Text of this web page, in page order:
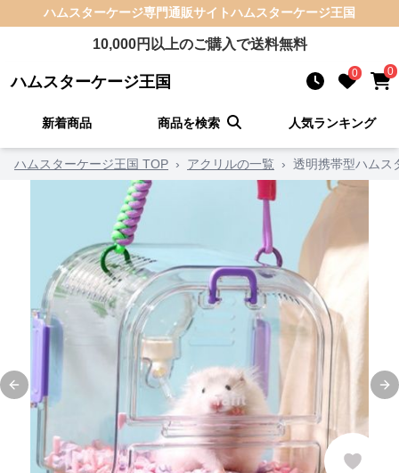
ハムスターケージ専門通販サイトハムスターケージ王国
10,000円以上のご購入で送料無料
ハムスターケージ王国 0 0
新着商品 商品を検索 人気ランキング
ハムスターケージ王国 TOP › アクリルの一覧 › 透明携帯型ハムス
Previous slide